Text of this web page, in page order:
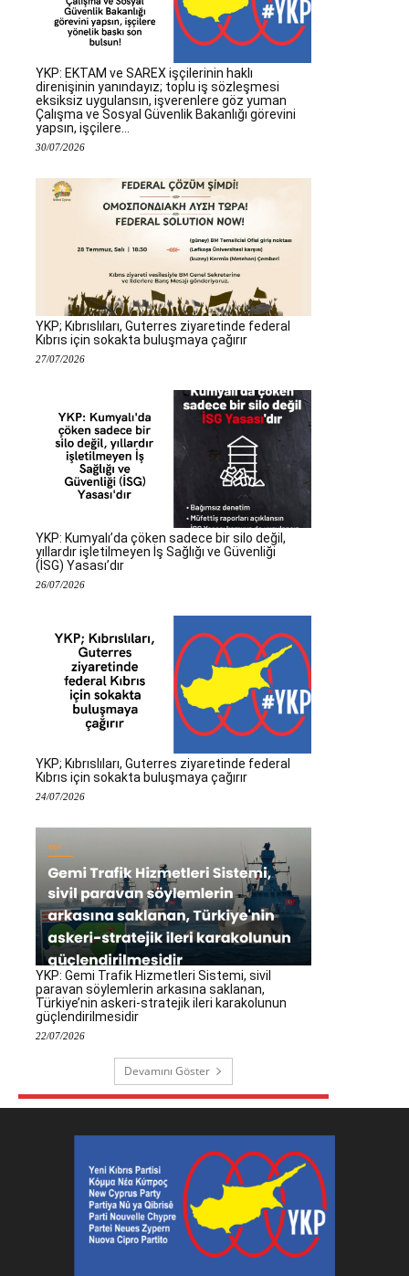
YKP: EKTAM ve SAREX işçilerinin haklı
direnişinin yanındayız; toplu iş sözleşmesi
eksiksiz uygulansın, işverenlere göz yuman
Çalışma ve Sosyal Güvenlik Bakanlığı görevini
yapsın, işçilere...
30/07/2026
YKP; Kıbrıslıları, Guterres ziyaretinde federal
Kıbrıs için sokakta buluşmaya çağırır
27/07/2026
YKP: Kumyalı’da çöken sadece bir silo değil,
yıllardır işletilmeyen İş Sağlığı ve Güvenliği
(İSG) Yasası’dır
26/07/2026
YKP; Kıbrıslıları, Guterres ziyaretinde federal
Kıbrıs için sokakta buluşmaya çağırır
24/07/2026
YKP: Gemi Trafik Hizmetleri Sistemi, sivil
paravan söylemlerin arkasına saklanan,
Türkiye’nin askeri-stratejik ileri karakolunun
güçlendirilmesidir
22/07/2026
Devamını Göster